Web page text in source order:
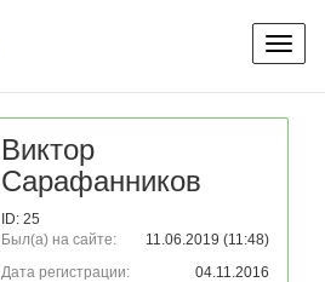
Виктор
Сарафанников
ID: 25
Был(а) на сайте:
11.06.2019 (11:48)
Дата регистрации:
04.11.2016